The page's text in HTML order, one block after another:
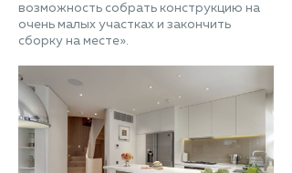
возможность собрать конструкцию на
очень малых участках и закончить
сборку на месте».